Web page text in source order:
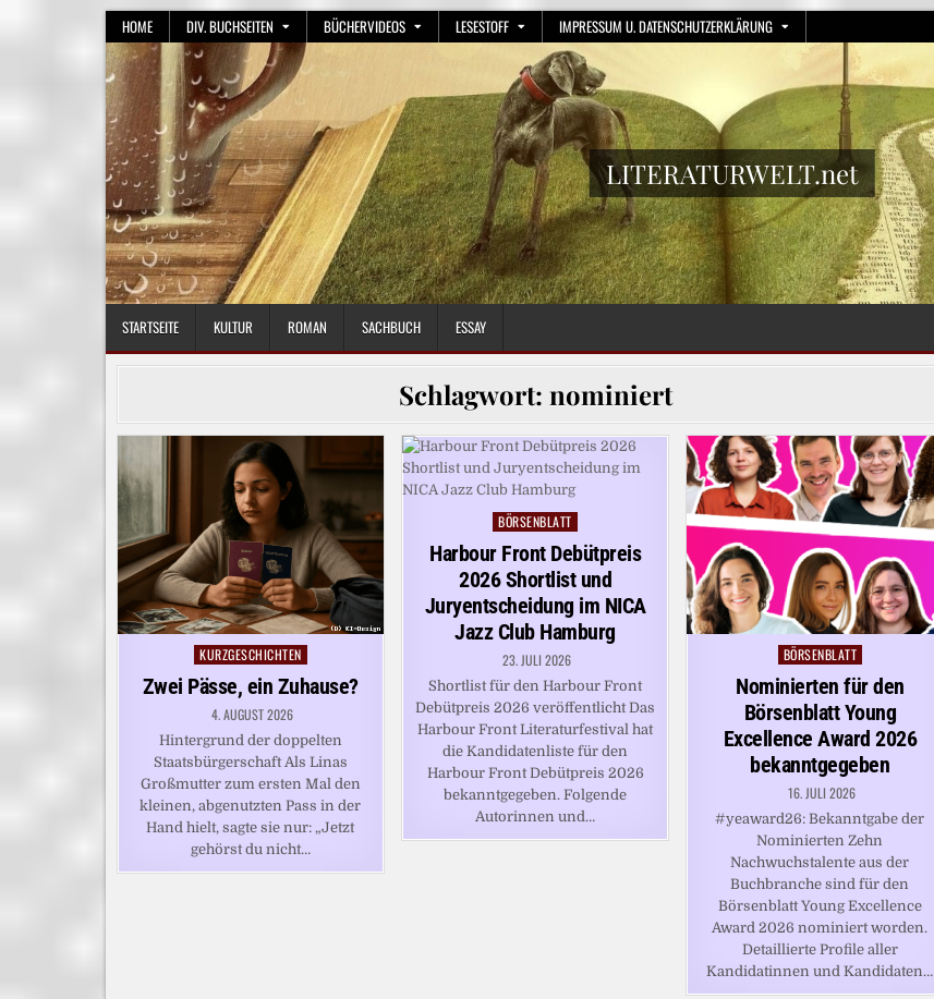
HOME DIV. BUCHSEITEN BÜCHERVIDEOS LESESTOFF IMPRESSUM U. DATENSCHUTZERKLÄRUNG
LITERATURWELT.net
STARTSEITE KULTUR ROMAN SACHBUCH ESSAY
Schlagwort: nominiert
Posted
in
KURZGESCHICHTEN
Zwei Pässe, ein Zuhause?
4. AUGUST 2026
Hintergrund der doppelten
Staatsbürgerschaft Als Linas
Großmutter zum ersten Mal den
kleinen, abgenutzten Pass in der
Hand hielt, sagte sie nur: „Jetzt
gehörst du nicht…
Posted
in
BÖRSENBLATT
Harbour Front Debütpreis
2026 Shortlist und
Juryentscheidung im NICA
Jazz Club Hamburg
23. JULI 2026
Shortlist für den Harbour Front
Debütpreis 2026 veröffentlicht Das
Harbour Front Literaturfestival hat
die Kandidatenliste für den
Harbour Front Debütpreis 2026
bekanntgegeben. Folgende
Autorinnen und…
Posted
in
BÖRSENBLATT
Nominierten für den
Börsenblatt Young
Excellence Award 2026
bekanntgegeben
16. JULI 2026
#yeaward26: Bekanntgabe der
Nominierten Zehn
Nachwuchstalente aus der
Buchbranche sind für den
Börsenblatt Young Excellence
Award 2026 nominiert worden.
Detaillierte Profile aller
Kandidatinnen und Kandidaten…